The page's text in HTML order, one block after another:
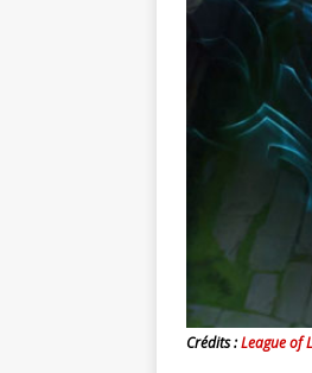
Crédits :League of